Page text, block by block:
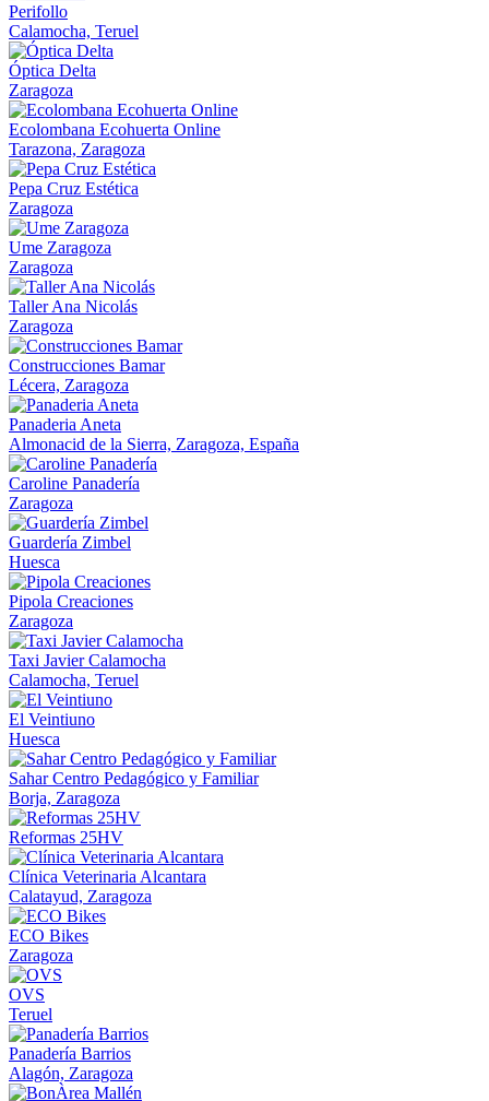
Perifollo
Calamocha, Teruel
Óptica Delta
Zaragoza
Ecolombana Ecohuerta Online
Tarazona, Zaragoza
Pepa Cruz Estética
Zaragoza
Ume Zaragoza
Zaragoza
Taller Ana Nicolás
Zaragoza
Construcciones Bamar
Lécera, Zaragoza
Panaderia Aneta
Almonacid de la Sierra, Zaragoza, España
Caroline Panadería
Zaragoza
Guardería Zimbel
Huesca
Pipola Creaciones
Zaragoza
Taxi Javier Calamocha
Calamocha, Teruel
El Veintiuno
Huesca
Sahar Centro Pedagógico y Familiar
Borja, Zaragoza
Reformas 25HV
Clínica Veterinaria Alcantara
Calatayud, Zaragoza
ECO Bikes
Zaragoza
OVS
Teruel
Panadería Barrios
Alagón, Zaragoza